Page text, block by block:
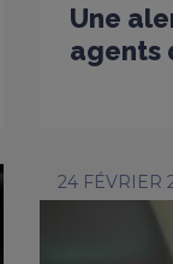
Une
agents
24 FÉVRIER